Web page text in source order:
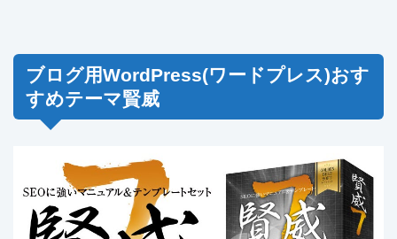
ブログ用WordPress(ワードプレス)おす
すめテーマ賢威